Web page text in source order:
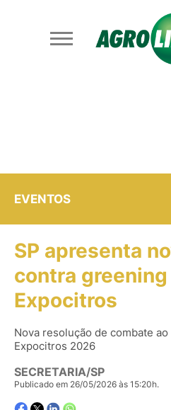
EVENTOS
SP apresenta
contra greening
Expocitros
Nova resolução de combate
Expocitros 2026
SECRETARIA/SP
Publicado em 26/05/2026 às 15:20h.